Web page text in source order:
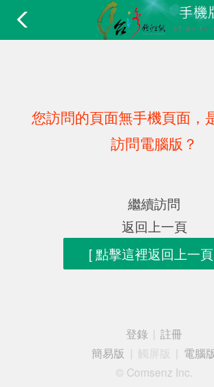
您訪問的頁面無手機頁面，
訪問電腦版？
繼續訪問
返回上一頁
[ 點擊這裡返回上一
登錄
註冊
簡易版
觸屏版
電腦
© Comsenz Inc.